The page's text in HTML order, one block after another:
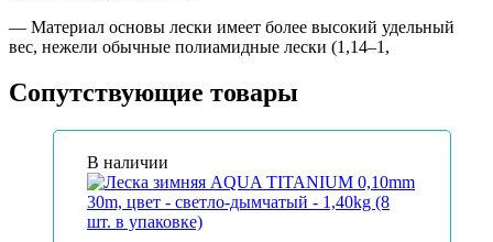
— Материал основы лески имеет более высокий удельный
вес, нежели обычные полиамидные лески (1,14–1,
Сопутствующие товары
В наличии